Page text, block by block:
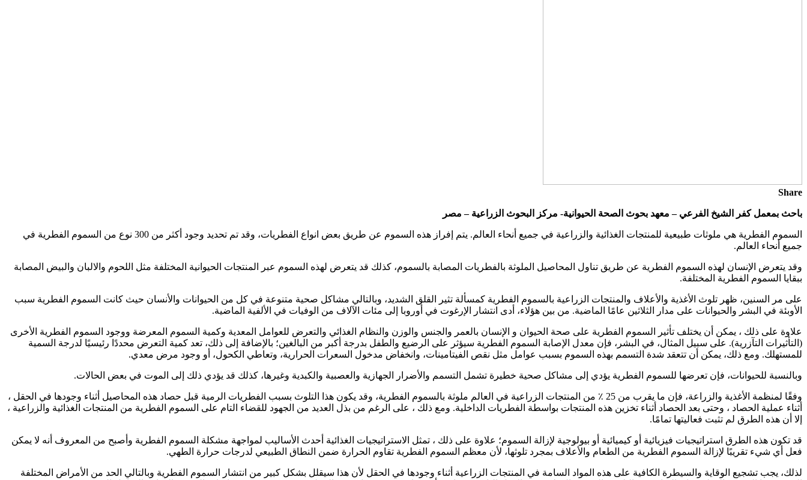
Share
باحث بمعمل كفر الشيخ الفرعي – معهد بحوث الصحة الحيوانية- مركز البحوث الزراعية – مصر
السموم الفطرية هي ملوثات طبيعية للمنتجات الغذائية والزراعية في جميع أنحاء العالم. يتم إفراز هذه السموم عن طريق بعض انواع الفطريات، وقد تم تحديد وجود أكثر من 300 نوع من السموم الفطرية في
جميع أنحاء العالم.
وقد يتعرض الإنسان لهذه السموم الفطرية عن طريق تناول المحاصيل الملوثة بالفطريات المصابة بالسموم، كذلك قد يتعرض لهذه السموم عبر المنتجات الحيوانية المختلفة مثل اللحوم والالبان والبيض المصابة
ببقايا السموم الفطرية المختلفة.
على مر السنين، ظهر تلوث الأغذية والأعلاف والمنتجات الزراعية بالسموم الفطرية كمسألة تثير القلق الشديد، وبالتالي مشاكل صحية متنوعة في كل من الحيوانات والأنسان حيث كانت السموم الفطرية سبب
الأوبئة في البشر والحيوانات على مدار الثلاثين عامًا الماضية. من بين هؤلاء، أدى انتشار الإرغوت في أوروبا إلى مئات الآلاف من الوفيات في الألفية الماضية.
علاوة على ذلك ، يمكن أن يختلف تأثير السموم الفطرية على صحة الحيوان و الإنسان بالعمر والجنس والوزن والنظام الغذائي والتعرض للعوامل المعدية وكمية السموم المعرضة ووجود السموم الفطرية الأخرى
(التأثيرات التآزرية). على سبيل المثال، في البشر، فإن معدل الإصابة السموم الفطرية سيؤثر على الرضيع والطفل بدرجة أكبر من البالغين؛ بالإضافة إلى ذلك، تعد كمية التعرض محددًا رئيسيًا لدرجة السمية
للمستهلك. ومع ذلك، يمكن أن تتعقد شدة التسمم بهذه السموم بسبب عوامل مثل نقص الفيتامينات، وانخفاض مدخول السعرات الحرارية، وتعاطي الكحول، أو وجود مرض معدي.
وبالنسبة للحيوانات، فإن تعرضها للسموم الفطرية يؤدي إلى مشاكل صحية خطيرة تشمل التسمم والأضرار الجهازية والعصبية والكبدية وغيرها، كذلك قد يؤدي ذلك إلى الموت في بعض الحالات.
وفقًا لمنظمة الأغذية والزراعة، فإن ما يقرب من 25 ٪ من المنتجات الزراعية في العالم ملوثة بالسموم الفطرية، وقد يكون هذا التلوث بسبب الفطريات الرمية قبل حصاد هذه المحاصيل أثناء وجودها في الحقل ،
أثناء عملية الحصاد ، وحتى بعد الحصاد أثناء تخزين هذه المنتجات بواسطة الفطريات الداخلية. ومع ذلك ، على الرغم من بذل العديد من الجهود للقضاء التام على السموم الفطرية من المنتجات الغذائية والزراعية ،
إلا أن هذه الطرق لم تثبت فعاليتها تمامًا.
قد تكون هذه الطرق استراتيجيات فيزيائية أو كيميائية أو بيولوجية لإزالة السموم؛ علاوة على ذلك ، تمثل الاستراتيجيات الغذائية أحدث الأساليب لمواجهة مشكلة السموم الفطرية وأصبح من المعروف أنه لا يمكن
فعل أي شيء تقريبًا لإزالة السموم الفطرية من الطعام والأعلاف بمجرد تلوثها، لأن معظم السموم الفطرية تقاوم الحرارة ضمن النطاق الطبيعي لدرجات حرارة الطهي.
لذلك، يجب تشجيع الوقاية والسيطرة الكافية على هذه المواد السامة في المنتجات الزراعية أثناء وجودها في الحقل لأن هذا سيقلل بشكل كبير من انتشار السموم الفطرية وبالتالي الحد من الأمراض المختلفة